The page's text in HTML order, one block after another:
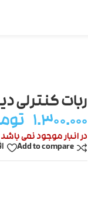
ربات کنترلی
۱.۳۰۰.۰۰۰
در انبار موجود نمی باشد
Add to compare